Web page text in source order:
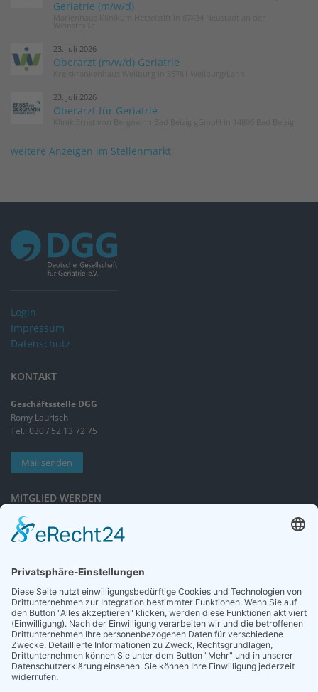
Geriatrie (m/w/d)
23. Juli 2026
Oberarzt (m/w/d) Geriatrie
23. Juli 2026
Oberarzt für Geriatrie
weitere Anzeigen im Stellenmarkt
Login
Impressum
Datenschutz
KONTAKT
Geschäftsstelle DGG
Romy Laurisch
Tel.: 030 / 52 13 72 75
Mail senden
MITGLIED WERDEN
Sieben gute Gründe
für Ihre Mitgliedschaft
NEWSLETTER
Neuigkeiten rund um die Geriatrie und die DGG – regelmäßig in Ihrem
Postfach.